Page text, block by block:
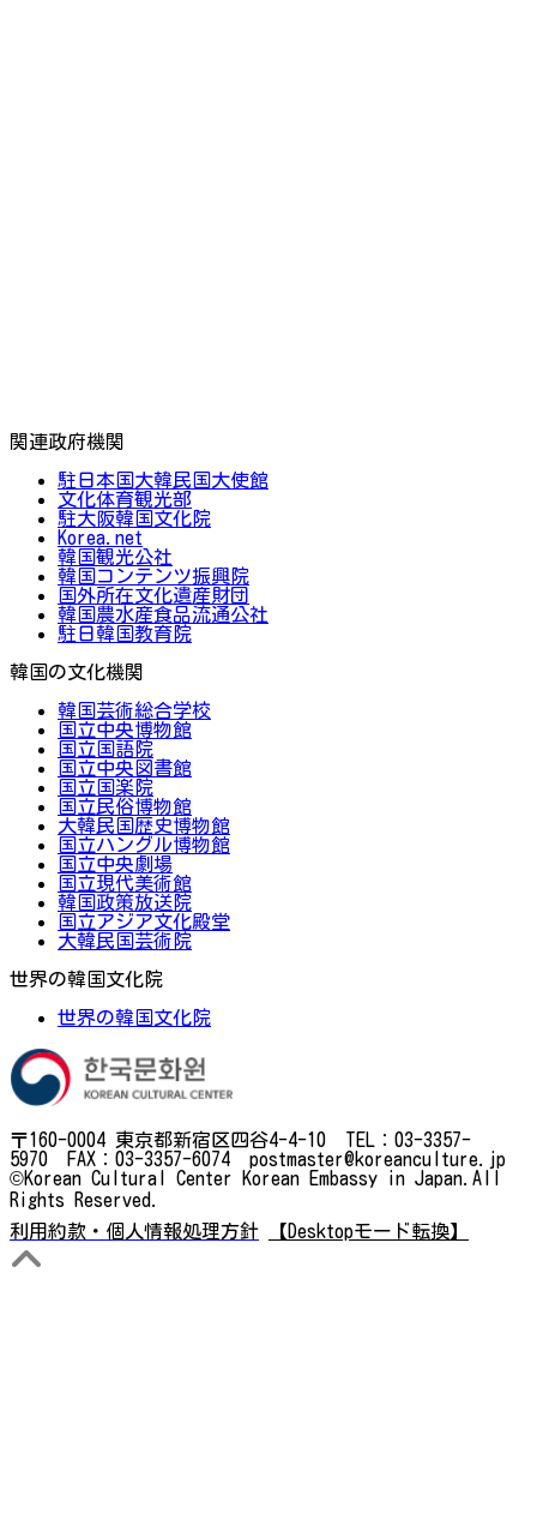
関連政府機関
駐日本国大韓民国大使館
文化体育観光部
駐大阪韓国文化院
Korea.net
韓国観光公社
韓国コンテンツ振興院
国外所在文化遺産財団
韓国農水産食品流通公社
駐日韓国教育院
韓国の文化機関
韓国芸術総合学校
国立中央博物館
国立国語院
国立中央図書館
国立国楽院
国立民俗博物館
大韓民国歴史博物館
国立ハングル博物館
国立中央劇場
国立現代美術館
韓国政策放送院
国立アジア文化殿堂
大韓民国芸術院
世界の韓国文化院
世界の韓国文化院
〒160-0004 東京都新宿区四谷4-4-10 TEL：03-3357-
5970 FAX：03-3357-6074 postmaster@koreanculture.jp
©Korean Cultural Center Korean Embassy in Japan.All
Rights Reserved.
利用約款・個人情報処理方針
【Desktopモード転換】